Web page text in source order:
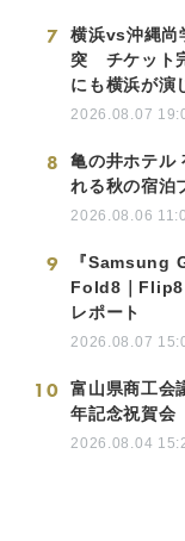
7
横浜vs沖縄尚
突 チケット
にも横浜が演
2026.08.07
8
亀の井ホテル
れる秋の宿泊
2026.08.06
9
『Samsung
Fold8｜Flip8
レポート
2026.08.07
10
富山県商工会
年記念祝賀会
2026.08.04